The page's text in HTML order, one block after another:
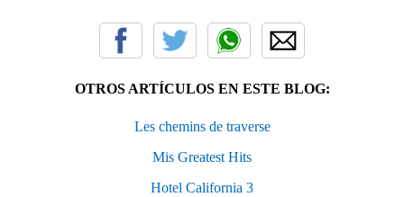
OTROS ARTÍCULOS EN ESTE BLOG:
Les chemins de traverse
Mis Greatest Hits
Hotel California 3